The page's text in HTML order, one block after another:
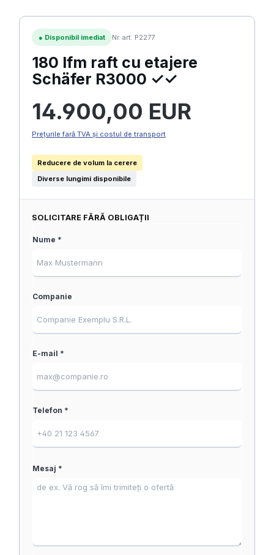
● Disponibil imediat Nr. art. P2277
180 lfm raft cu etajere
Schäfer R3000 ✓✓
14.900,00 EUR
Prețurile fară TVA și costul de transport
Reducere de volum la cerere
Diverse lungimi disponibile
SOLICITARE FĂRĂ OBLIGAȚII
Nume *
Companie
E-mail *
Telefon *
Mesaj *